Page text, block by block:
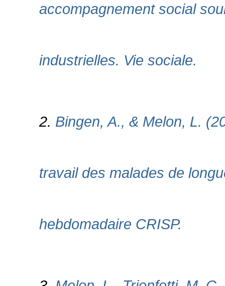
accompagnement social
industrielles. Vie sociale.
2. Bingen, A., & Melon, L.
travail des malades de
hebdomadaire CRISP.